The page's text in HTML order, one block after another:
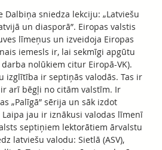
Dalbiņa sniedza lekciju: „Latviešu
un diasporā”. Eiropas valstis
līmeņus un izveidoja Eiropas
iemesls ir, lai sekmīgi apgūtu
nolūkiem citur Eiropā-VK).
izglītība ir septiņās valodās. Tas ir
arī bēgļi no citām valstīm. Ir
„Palīgā” sērija un sāk izdot
Laipa jau ir iznākusi valodas līmenī
septiņiem lektorātiem ārvalstu
latviešu valodu: Sietlā (ASV),